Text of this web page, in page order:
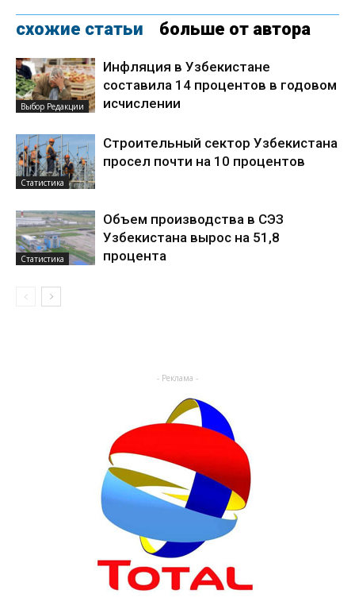
схожие статьи больше от автора
Выбор Редакции
Инфляция в Узбекистане
составила 14 процентов в годовом
исчислении
Статистика
Строительный сектор Узбекистана
просел почти на 10 процентов
Статистика
Объем производства в СЭЗ
Узбекистана вырос на 51,8
процента
- Реклама -